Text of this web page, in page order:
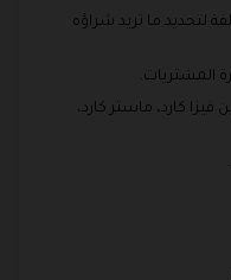
لتحديد ما تريد شراؤه
المشتريات.
كارد، ماستر كارد،